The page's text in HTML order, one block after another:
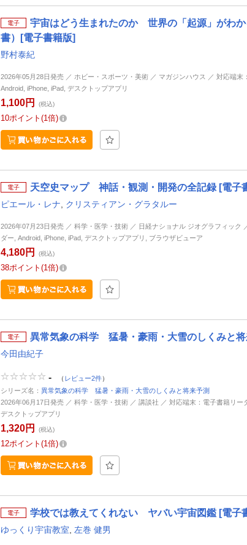
電子
宇宙はどう生まれたのか 世界の「起源」がわ
書）[電子書籍版]
野村泰紀
2026年05月28日発売 ／ ホビー・スポーツ・美術 ／ マガジンハウス ／ 対応端末
Android, iPhone, iPad, デスクトップアプリ
1,100円 (税込)
10ポイント 1倍
電子 天空史マップ 神話・観測・開発の全記録 [電子
ピエール・レナ クリスティアン・グラタルー
2026年07月23日発売 ／ 科学・医学・技術 ／ 日経ナショナル ジオグラフィック
ダー, Android, iPhone, iPad, デスクトップアプリ, ブラウザビューア
4,180円 (税込)
38ポイント 1倍
電子 異常気象の科学 猛暑・豪雨・大雪のしくみと
今田由紀子
- （ レビュー2件）
シリーズ名： 異常気象の科学 猛暑・豪雨・大雪のしくみと将来予測
2026年06月17日発売 ／ 科学・医学・技術 ／ 講談社 ／ 対応端末：電子書籍リー
デスクトップアプリ
1,320円 (税込)
12ポイント 1倍
電子 学校では教えてくれない ヤバい宇宙図鑑 [電子
ゆっくり宇宙教室 左巻 健男